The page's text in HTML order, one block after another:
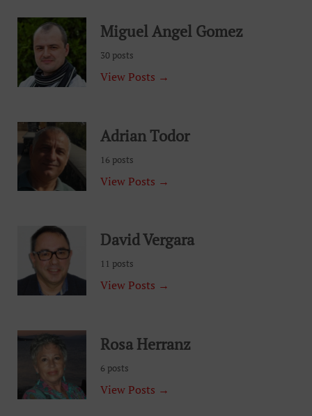
Miguel Angel Gomez
30 posts
View Posts →
Adrian Todor
16 posts
View Posts →
David Vergara
11 posts
View Posts →
Rosa Herranz
6 posts
View Posts →